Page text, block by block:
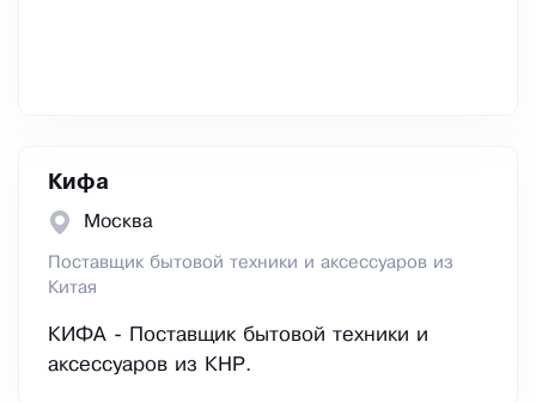
Кифа
Москва
Поставщик бытовой техники и аксессуаров из
Китая
КИФА - Поставщик бытовой техники и
аксессуаров из КНР.